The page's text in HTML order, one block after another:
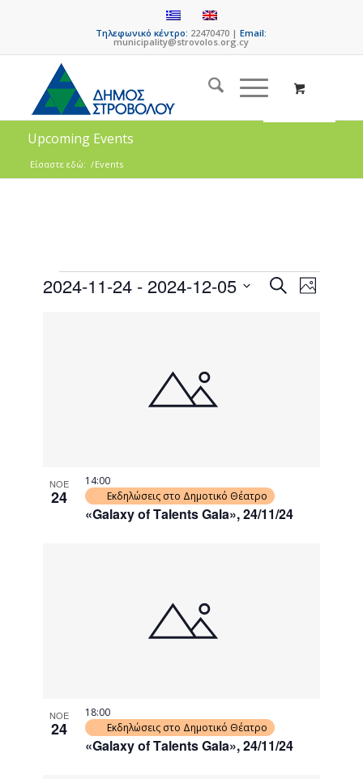
Τηλεφωνικό κέντρο: 22470470 |Email:
municipality@strovolos.org.cy
Upcoming Events
Είσαστε εδώ: /Events
Events
SearchEvent
Views
Photo
2024-11-24 - 2024-12-05
ΝΟΕ
24
«Galaxy of Τalents Gala», 24/11/24
14:00
Εκδηλώσεις στο Δημοτικό Θέατρο
ΝΟΕ
24
«Galaxy of Τalents Gala», 24/11/24
18:00
Εκδηλώσεις στο Δημοτικό Θέατρο